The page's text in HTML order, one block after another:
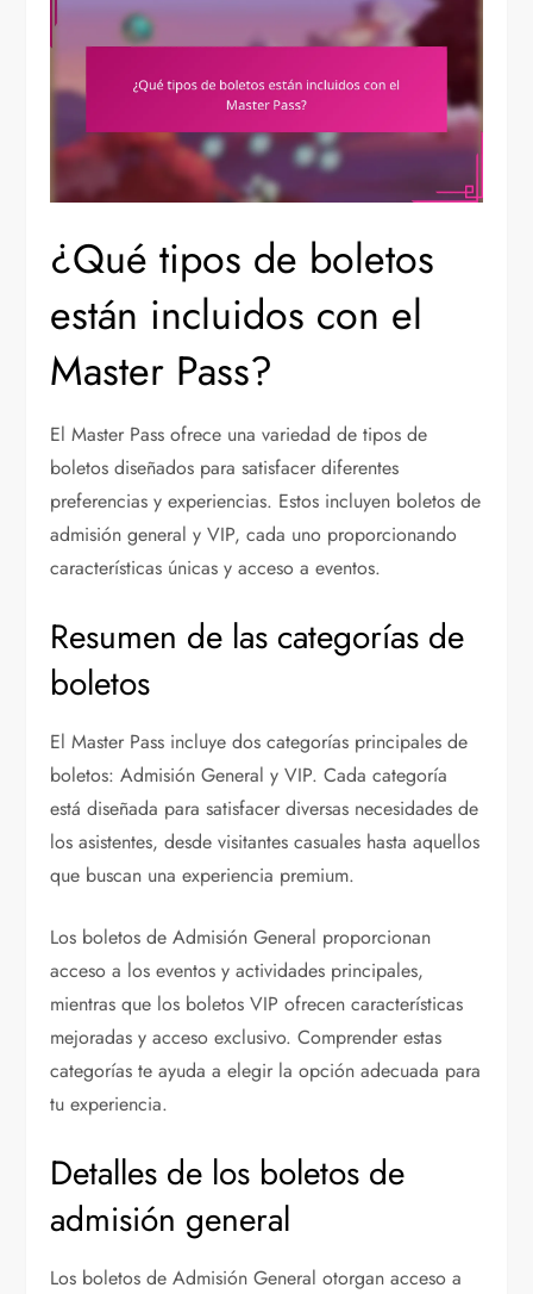
¿Qué tipos de boletos
están incluidos con el
Master Pass?
El Master Pass ofrece una variedad de tipos de
boletos diseñados para satisfacer diferentes
preferencias y experiencias. Estos incluyen boletos de
admisión general y VIP, cada uno proporcionando
características únicas y acceso a eventos.
Resumen de las categorías de
boletos
El Master Pass incluye dos categorías principales de
boletos: Admisión General y VIP. Cada categoría
está diseñada para satisfacer diversas necesidades de
los asistentes, desde visitantes casuales hasta aquellos
que buscan una experiencia premium.
Los boletos de Admisión General proporcionan
acceso a los eventos y actividades principales,
mientras que los boletos VIP ofrecen características
mejoradas y acceso exclusivo. Comprender estas
categorías te ayuda a elegir la opción adecuada para
tu experiencia.
Detalles de los boletos de
admisión general
Los boletos de Admisión General otorgan acceso a